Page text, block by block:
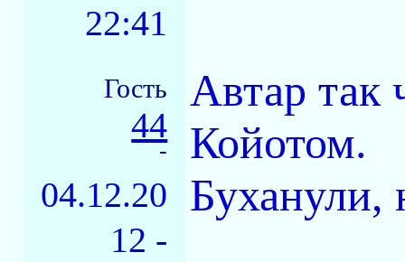
22:41
Гость
44
-
04.12.20
12 -
Автар так
Койотом.
Буханули,